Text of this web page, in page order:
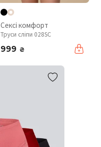
Сексі комфорт
Труси сліпи 028SC
999 ₴